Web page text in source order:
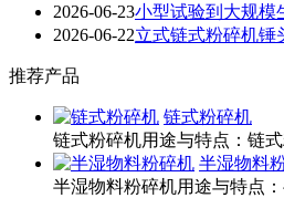
2026-06-23小型试验到大规模
2026-06-22立式链式粉碎机锤
推荐产品
链式粉碎机
链式粉碎机用途与特点：链式
半湿物料
半湿物料粉碎机用途与特点：